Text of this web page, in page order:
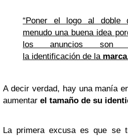
“Poner el logo al doble
menudo una buena idea
los anuncios son
la identificación de la marca
A decir verdad, hay una manía
aumentar el tamaño de su
La primera excusa es que se